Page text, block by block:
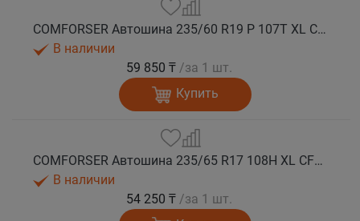
COMFORSER Автошина 235/60 R19 P 107T XL CF1100 RWL лето
В наличии
59 850 ₸ /за 1 шт.
Купить
COMFORSER Автошина 235/65 R17 108H XL CF1100 OWL лето
В наличии
54 250 ₸ /за 1 шт.